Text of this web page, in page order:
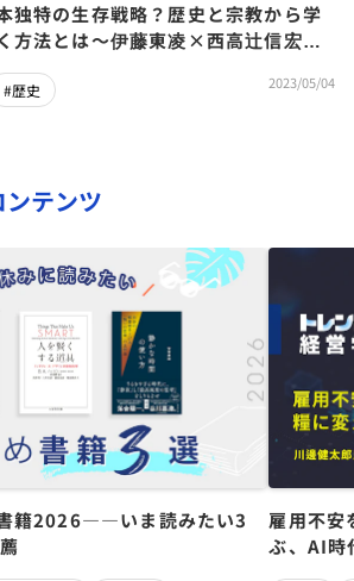
独特の生存戦略？歴史と宗教から学
方法とは～伊藤東凌×西高辻信宏×
美
#歴史 2023/05/04
テンツ
籍2026――いま読みたい3
雇用不
ぶ、AI時